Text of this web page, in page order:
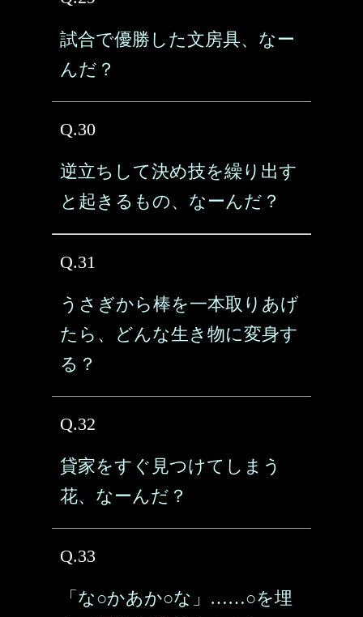
試合で優勝した文房具、なー
んだ？
Q.30
逆立ちして決め技を繰り出す
と起きるもの、なーんだ？
Q.31
うさぎから棒を一本取りあげ
たら、どんな生き物に変身す
る？
Q.32
貸家をすぐ見つけてしまう
花、なーんだ？
Q.33
「な○かあか○な」……○を埋